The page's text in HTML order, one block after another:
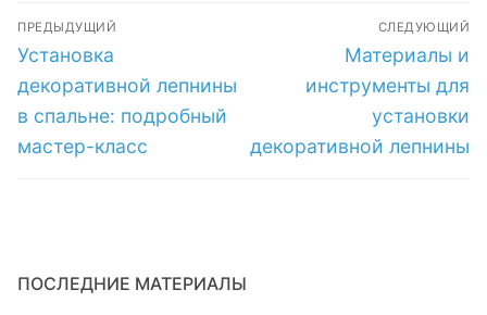
Навигация
по
записям
ПРЕДЫДУЩИЙ
Предыдущая
запись:
Установка
декоративной лепнины
в спальне: подробный
мастер-класс
СЛЕДУЮЩИЙ
Следующая
запись:
Материалы и
инструменты для
установки
декоративной лепнины
ПОСЛЕДНИЕ МАТЕРИАЛЫ